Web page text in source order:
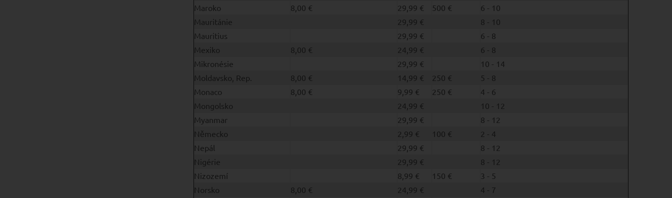
Maroko
8,00 € 29,99 € 500 €
6 - 10
Mauritánie
29,99 €
8 - 10
Mauritius
29,99 €
6 - 8
Mexiko
8,00 € 24,99 €
6 - 8
Mikronésie
29,99 €
10 - 14
Moldavsko, Rep.
8,00 € 14,99 € 250 €
5 - 8
Monaco
8,00 € 9,99 € 250 €
4 - 6
Mongolsko
24,99 €
10 - 12
Myanmar
29,99 €
8 - 12
Německo
2,99 € 100 €
2 - 4
Nepál
29,99 €
8 - 12
Nigérie
29,99 €
8 - 12
Nizozemí
8,99 € 150 €
3 - 5
Norsko
8,00 € 24,99 €
4 - 7